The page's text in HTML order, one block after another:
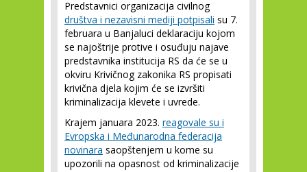
Predstavnici organizacija civilnog
društva i nezavisni mediji potpisali su 7.
februara u Banjaluci deklaraciju kojom
se najoštrije protive i osuđuju najave
predstavnika institucija RS da će se u
okviru Krivičnog zakonika RS propisati
krivična djela kojim će se izvršiti
kriminalizacija klevete i uvrede.
Krajem januara 2023. reagovale su i
Evropska i Međunarodna federacija
novinara saopštenjem u kome su
upozorili na opasnost od kriminalizacije